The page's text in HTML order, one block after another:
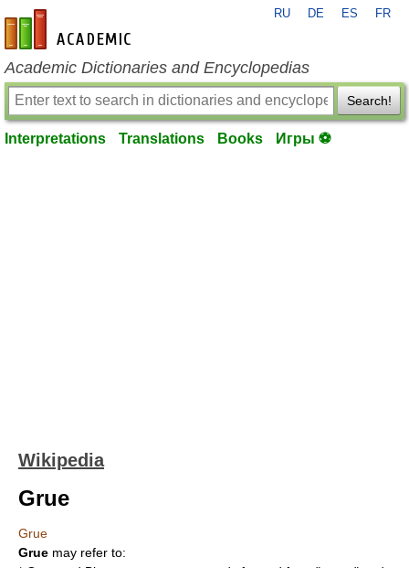
en-academic.com
RU DE ES FR
Academic Dictionaries and Encyclopedias
Search!
Interpretations Translations Books Игры ⚽
Wikipedia
Grue
Grue
Grue may refer to: